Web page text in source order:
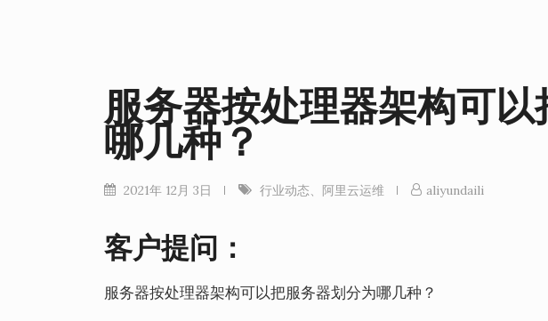
服务器按处理器架构可
哪几种？
2021年 12月 3日 行业动态、 阿里云运维 aliyundaili
客户提问：
服务器按处理器架构可以把服务器划分为哪几种？